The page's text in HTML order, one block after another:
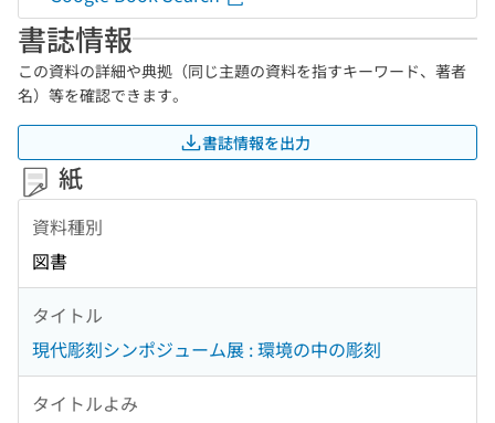
書誌情報
この資料の詳細や典拠（同じ主題の資料を指すキーワード、著者
名）等を確認できます。
書誌情報を出力
紙
資料種別
図書
タイトル
現代彫刻シンポジューム展 : 環境の中の彫刻
タイトルよみ